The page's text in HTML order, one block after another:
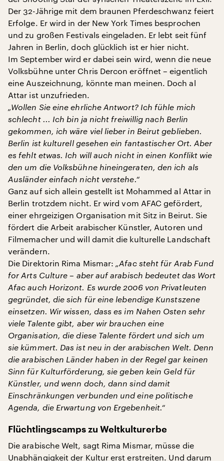
Der 32-Jährige mit dem braunen Pferdeschwanz feiert
Erfolge. Er wird in der New York Times besprochen
und zu großen Festivals eingeladen. Er lebt seit fünf
Jahren in Berlin, doch glücklich ist er hier nicht.
Im September wird er dabei sein wird, wenn die neue
Volksbühne unter Chris Dercon eröffnet – eigentlich
eine Auszeichnung, könnte man meinen. Doch al
Attar ist unzufrieden.
„Wollen Sie eine ehrliche Antwort? Ich fühle mich
schlecht ... Ich bin ja nicht freiwillig nach Berlin
gekommen, ich wäre viel lieber in Beirut geblieben.
Berlin ist kulturell gesehen ein fantastischer Ort. Aber
es fehlt etwas. Ich will auch nicht in einen Konflikt wie
den um die Volksbühne hineingeraten, den ich als
Ausländer einfach nicht verstehe.“
Ganz auf sich allein gestellt ist Mohammed al Attar in
Berlin trotzdem nicht. Er wird vom AFAC gefördert,
einer ehrgeizigen Organisation mit Sitz in Beirut. Sie
fördert die Arbeit arabischer Künstler, Autoren und
Filmemacher und will damit die kulturelle Landschaft
verändern.
Die Direktorin Rima Mismar: „Afac steht für Arab Fund
for Arts Culture – aber auf arabisch bedeutet das Wort
Afac auch Horizont. Es wurde 2006 von Privatleuten
gegründet, die sich für eine lebendige Kunstszene
einsetzen. Wir wissen, dass es im Nahen Osten sehr
viele Talente gibt, aber wir brauchen eine
Organisation, die diese Talente fördert und sich um
sie kümmert. Das ist neu in der arabischen Welt. Denn
die arabischen Länder haben in der Regel gar keinen
Sinn für Kulturförderung, sie geben kein Geld für
Künstler, und wenn doch, dann sind damit
Einschränkungen verbunden und eine politische
Agenda, die Erwartung von Ergebenheit.“
Flüchtlingscamps zu Weltkulturerbe
Die arabische Welt, sagt Rima Mismar, müsse die
Unabhängigkeit der Kultur erst erstreiten. Und darum